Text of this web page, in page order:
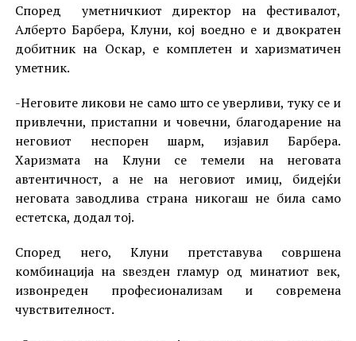
Според уметничкиот директор на фестивалот,
Алберто Барбера, Клуни, кој воедно е и двократен
добитник на Оскар, е комплетен и харизматичен
уметник.
-Неговите ликови не само што се уверливи, туку се и
привлечни, пристапни и човечни, благодарение на
неговиот неспорен шарм, изјавил Барбера.
Харизмата на Клуни се темели на неговата
автентичност, а не на неговиот имиџ, бидејќи
неговата заводлива страна никогаш не била само
естетска, додал тој.
Според него, Клуни претставува совршена
комбинација на ѕвезден гламур од минатиот век,
извонреден професионализам и современа
чувствителност.